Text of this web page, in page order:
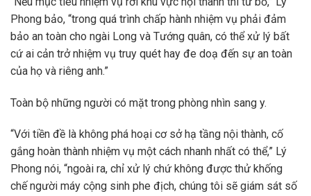
Phong bảo, “trong quá trình chấp hành nhiệm vụ phải đảm
bảo an toàn cho ngài Long và Tướng quân, có thể xử lý bất
cứ ai cản trở nhiệm vụ truy quét hay đe doạ đến sự an toàn
của họ và riêng anh.”
Toàn bộ những người có mặt trong phòng nhìn sang y.
“Với tiền đề là không phá hoại cơ sở hạ tầng nội thành, cố
gắng hoàn thành nhiệm vụ một cách nhanh nhất có thể,” Lý
Phong nói, “ngoài ra, chỉ xử lý chứ không được thử khống
chế người máy cộng sinh phe địch, chúng tôi sẽ giám sát số